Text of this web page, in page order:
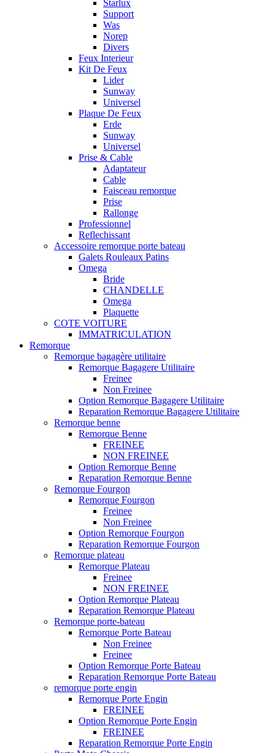
Starlux
Support
Was
Norep
Divers
Feux Interieur
Kit De Feux
Lider
Sunway
Universel
Plaque De Feux
Erde
Sunway
Universel
Prise & Cable
Adaptateur
Cable
Faisceau remorque
Prise
Rallonge
Professionnel
Reflechissant
Accessoire remorque porte bateau
Galets Rouleaux Patins
Omega
Bride
CHANDELLE
Omega
Plaquette
COTE VOITURE
IMMATRICULATION
Remorque
Remorque bagagère utilitaire
Remorque Bagagere Utilitaire
Freinee
Non Freinee
Option Remorque Bagagere Utilitaire
Reparation Remorque Bagagere Utilitaire
Remorque benne
Remorque Benne
FREINEE
NON FREINEE
Option Remorque Benne
Reparation Remorque Benne
Remorque Fourgon
Remorque Fourgon
Freinee
Non Freinee
Option Remorque Fourgon
Reparation Remorque Fourgon
Remorque plateau
Remorque Plateau
Freinee
NON FREINEE
Option Remorque Plateau
Reparation Remorque Plateau
Remorque porte-bateau
Remorque Porte Bateau
Non Freinee
Freinee
Option Remorque Porte Bateau
Reparation Remorque Porte Bateau
remorque porte engin
Remorque Porte Engin
FREINEE
Option Remorque Porte Engin
FREINEE
Reparation Remorque Porte Engin